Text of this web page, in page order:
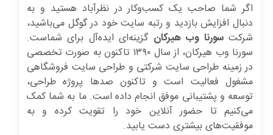
اگر شما صاحب یک کسب‌وکار در نظرآباد هستید و به
دنبال افزایش بازدید و رتبه سایت خود در گوگل می‌باشید،
شرکتسورنا وب هیرکان گزینه‌ای ایده‌آل برای شماست.
سورنا وب هیرکان، از سال ۱۳۹۰ تاکنون به صورت تخصصی
در زمینه طراحی سایت شرکتی و طراحی سایت فروشگاهی
مشغول فعالیت است و تاکنون صدها پروژه طراحی،
توسعه و پشتیبانی موفق انجام داده است. ما به شما کمک
می‌کنیم تا حضور آنلاین خود را تقویت کرده و به
موفقیت‌های بیشتری دست یابید.